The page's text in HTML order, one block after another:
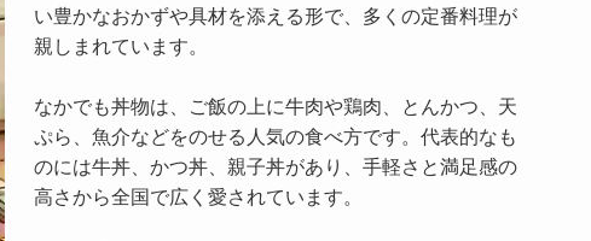
い豊かなおかずや具材を添える形で、多くの定番料理が
親しまれています。
なかでも丼物は、ご飯の上に牛肉や鶏肉、とんかつ、天
ぷら、魚介などをのせる人気の食べ方です。代表的なも
のには牛丼、かつ丼、親子丼があり、手軽さと満足感の
高さから全国で広く愛されています。